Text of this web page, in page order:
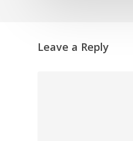
Leave a Reply